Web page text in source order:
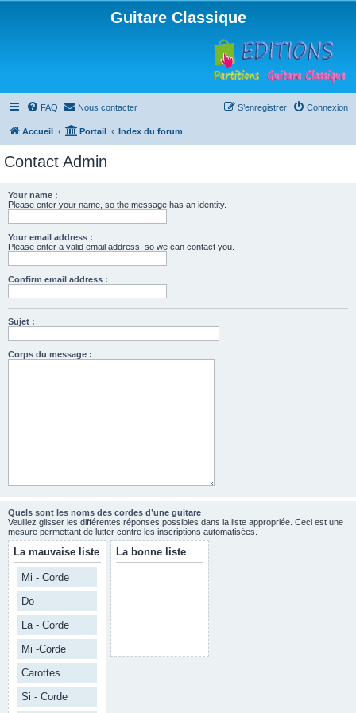
Guitare Classique
FAQ Nous contacter Connexion
S’enregistrer
Accueil Portail Index du forum
Contact Admin
Your name :
Please enter your name, so the message has an identity.
Your email address :
Please enter a valid email address, so we can contact you.
Confirm email address :
Sujet :
Corps du message :
Quels sont les noms des cordes d’une guitare
Veuillez glisser les différentes réponses possibles dans la liste appropriée. Ceci est une
mesure permettant de lutter contre les inscriptions automatisées.
La mauvaise liste
Mi - Corde
Do
La - Corde
Mi -Corde
Carottes
Si - Corde
La bonne liste